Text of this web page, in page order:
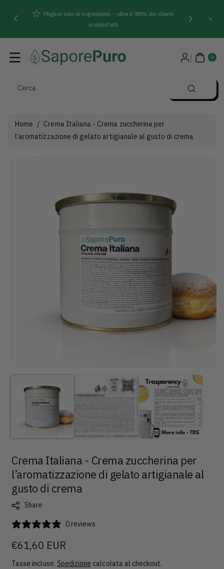
Direttamente
Ai Contenuti
Miglior sito di ingredienti - oltre il 98% dei clienti
soddisfatti
Cerca
0
AR
TIC
Home / Crema Italiana - Crema zuccherina per
l’aromatizzazione di gelato artigianale al gusto di crema
Crema Italiana - Crema zuccherina per
l’aromatizzazione di gelato artigianale al
gusto di crema
Share
0 reviews
Prezzo
regolare
€61,60 EUR
Tasse incluse. Spedizione calcolata al checkout.